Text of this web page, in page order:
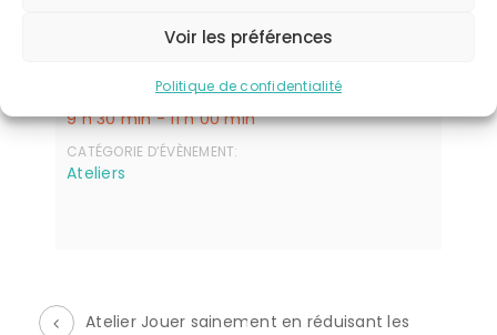
Voir les préférences
Politique de confidentialité
9 h 30 min - 11 h 00 min
CATÉGORIE D’ÉVÈNEMENT:
Ateliers
Atelier Jouer sainement en réduisant les